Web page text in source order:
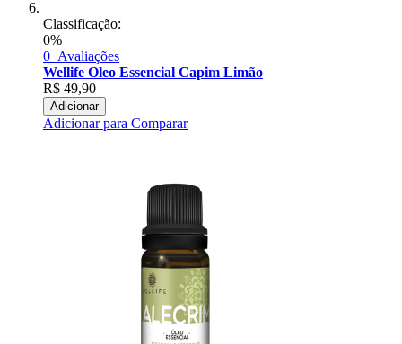
Classificação:
0%
0 Avaliações
Wellife Oleo Essencial Capim Limão
R$ 49,90
Adicionar
Adicionar para Comparar